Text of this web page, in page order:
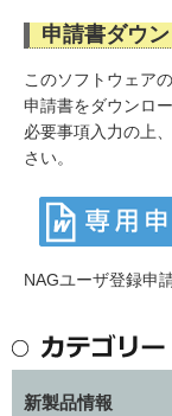
申請書ダウ
このソフトウェア
申請書をダウンロ
必要事項入力の上
さい。
NAGユーザ登録申
新製品情報